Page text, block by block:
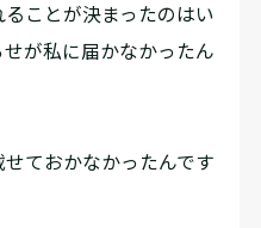
ことが決まったのはい
が私に届かなかったん
ておかなかったんです